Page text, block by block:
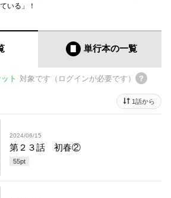
いる」！
単行本の一覧
ト 対象です（ログインが必要です）
1話から
2024/06/15
第２３話 初春②
55pt